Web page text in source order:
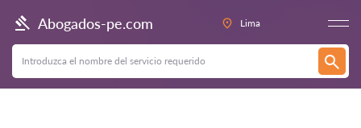
Abogados-pe.com Lima
Atrás